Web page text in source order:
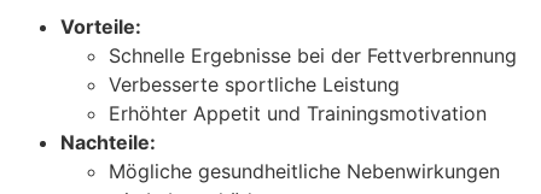
Vorteile:
Schnelle Ergebnisse bei der Fettverbrennung
Verbesserte sportliche Leistung
Erhöhter Appetit und Trainingsmotivation
Nachteile:
Mögliche gesundheitliche Nebenwirkungen